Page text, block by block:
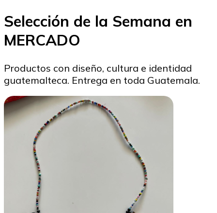
Selección de la Semana en
MERCADO
Productos con diseño, cultura e identidad
guatemalteca. Entrega en toda Guatemala.